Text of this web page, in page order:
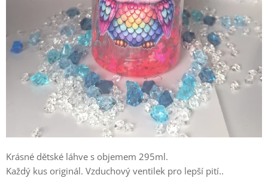
Krásné dětské láhve s objemem 295ml.
Každý kus originál. Vzduchový ventilek pro lepší pití..